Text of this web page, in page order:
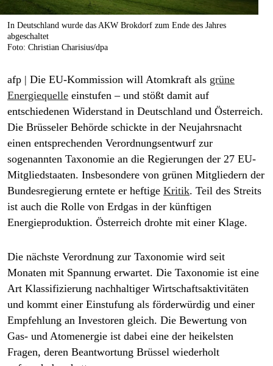
verlag
verlag
shop
fragen & hilfe
unterstützen
abo
genossenschaft
epaper login
In Deutschland wurde das AKW Brokdorf zum Ende des Jahres
abgeschaltet
Foto: Christian Charisius/dpa
afp | Die EU-Kommission will Atomkraft als grüne
Energiequelle einstufen – und stößt damit auf
entschiedenen Widerstand in Deutschland und Österreich.
Die Brüsseler Behörde schickte in der Neujahrsnacht
einen entsprechenden Verordnungsentwurf zur
sogenannten Taxonomie an die Regierungen der 27 EU-
Mitgliedstaaten. Insbesondere von grünen Mitgliedern der
Bundesregierung erntete er heftige Kritik. Teil des Streits
ist auch die Rolle von Erdgas in der künftigen
Energieproduktion. Österreich drohte mit einer Klage.
Die nächste Verordnung zur Taxonomie wird seit
Monaten mit Spannung erwartet. Die Taxonomie ist eine
Art Klassifizierung nachhaltiger Wirtschaftsaktivitäten
und kommt einer Einstufung als förderwürdig und einer
Empfehlung an Investoren gleich. Die Bewertung von
Gas- und Atomenergie ist dabei eine der heikelsten
Fragen, deren Beantwortung Brüssel wiederholt